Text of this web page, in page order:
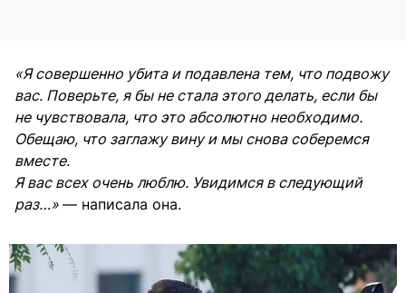
«Я совершенно убита и подавлена тем, что подвожу
вас. Поверьте, я бы не стала этого делать, если бы
не чувствовала, что это абсолютно необходимо.
Обещаю, что заглажу вину и мы снова соберемся
вместе.
Я вас всех очень люблю. Увидимся в следующий
раз…» — написала она.